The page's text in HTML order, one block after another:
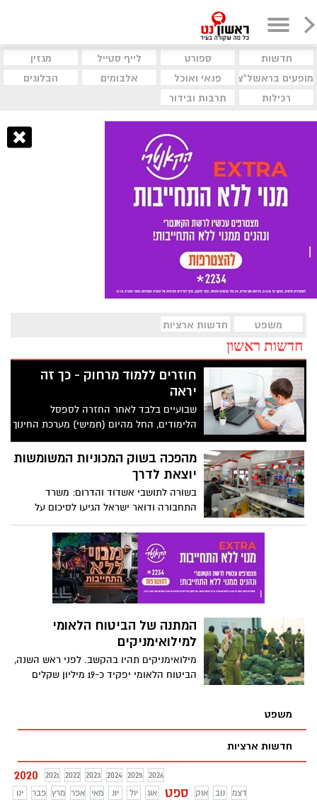
חדשות ספורט לייף סטייל
מגזין
מופעים בראשל"צ
פנאי ואוכל אלבומים
הבלוגים
רכילות
תרבות ובידור
משפט חדשות ארציות
חדשות ראשון
חוזרים ללמוד מרחוק - כך זה
יראה
שבועיים בלבד לאחר החזרה לספסל
הלימודים, החל מהיום (חמישי) מערכת החינוך
חוזרת למתכונת של למידה מרחוק, תוך
התאמתה לצרכים המשתנים של שכבות הגיל
השונות. בעקבות המעבר ללמידה מרחוק
משרד החינוך מפרסם את הדגשים לתכנית
הפדגוגית של הלמידה מרחוק
מהפכה בשוק המכוניות המשומשות
יוצאת לדרך
בשורה לתושבי אשדוד והדרום: משרד
התחבורה ודואר ישראל הגיעו לסיכום על
קידום מחירון רכב משומש, חינמי שישקף את
שוויו האמיתי של הרכב
המתנה של הביטוח הלאומי
למילואימניקים
מילואימניקים תהיו בהקשב. לפני ראש השנה,
הביטוח הלאומי יפקיד כ-19 מיליון שקלים
משפט
חדשות ארציות
2020 2021 2022 2023 2024 2025
2026
ינו
פבר מרץ אפר מאי יונ יול אוג ספט אוק נוב
דצמ